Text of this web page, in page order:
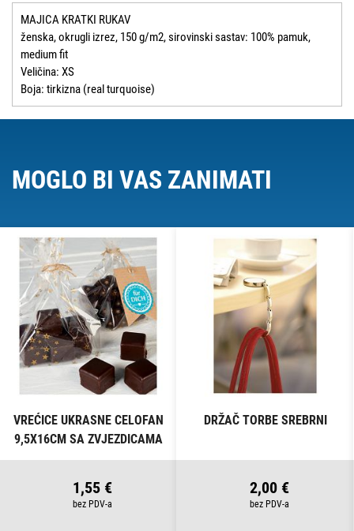
MAJICA KRATKI RUKAV
ženska, okrugli izrez, 150 g/m2, sirovinski sastav: 100% pamuk,
medium fit
Veličina: XS
Boja: tirkizna (real turquoise)
MOGLO BI VAS ZANIMATI
VREĆICE UKRASNE CELOFAN
9,5X16CM SA ZVJEZDICAMA
PK10 HEYDA 20-30892 50
1,55 €
DRŽAČ TORBE SREBRNI
2,00 €